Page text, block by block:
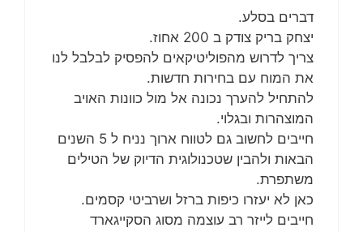
דברים בסלע.
יצחק בריק צודק ב 200 אחוז.
צריך לדרוש מהפוליטיקאים להפסיק לבלבל לנו
את המוח עם בחירות חדשות.
להתחיל להערך נכונה אל מול כוונות האויב
המוצהרות ובגלוי.
חייבים לחשוב גם לטווח ארוך נניח ל 5 השנים
הבאות ולהבין שטכנולוגית הדיוק של הטילים
משתפרת.
כאן לא יעזרו כיפות ברזל ושרביטי קסמים.
חייבים לייזר רב עוצמה מסוג הסקייגארד